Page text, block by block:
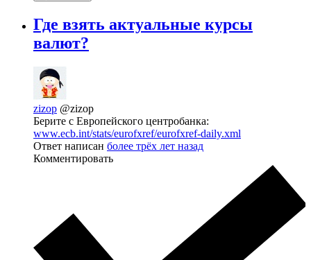
Где взять актуальные курсы
валют?
zizop @zizop
Берите с Европейского центробанка:
www.ecb.int/stats/eurofxref/eurofxref-daily.xml
Ответ написан более трёх лет назад
Комментировать